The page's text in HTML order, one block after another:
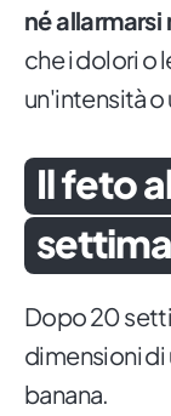
né
che i dolori o
un'intensità o
Il feto
Dopo 20
dimensioni di
banana.